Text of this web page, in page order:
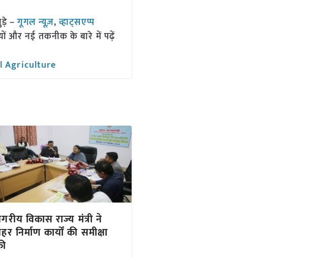
–गूगल न्यूज़,व्हाट्सएप्प
और नई तकनीक के बारे में पढ़ें
Agriculture
विकास राज्य मंत्री ने
निर्माण कार्यों की समीक्षा